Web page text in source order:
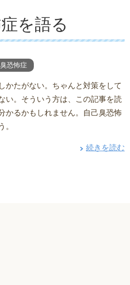
を語る
恐怖症
かたがない。ちゃんと対策をして
い。そういう方は、この記事を読
かるかもしれません。自己臭恐怖
。
続きを読む